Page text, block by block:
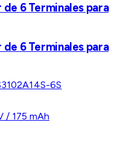
6 Terminales para
6 Terminales para
6S